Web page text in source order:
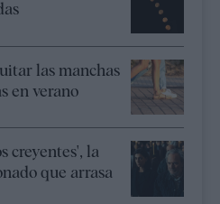
las manchas
en verano
creyentes', la
que arrasa